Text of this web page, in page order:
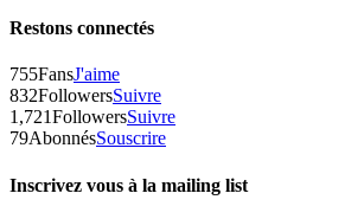
Restons connectés
755FansJ'aime
832FollowersSuivre
1,721FollowersSuivre
79AbonnésSouscrire
Inscrivez vous à la mailing list